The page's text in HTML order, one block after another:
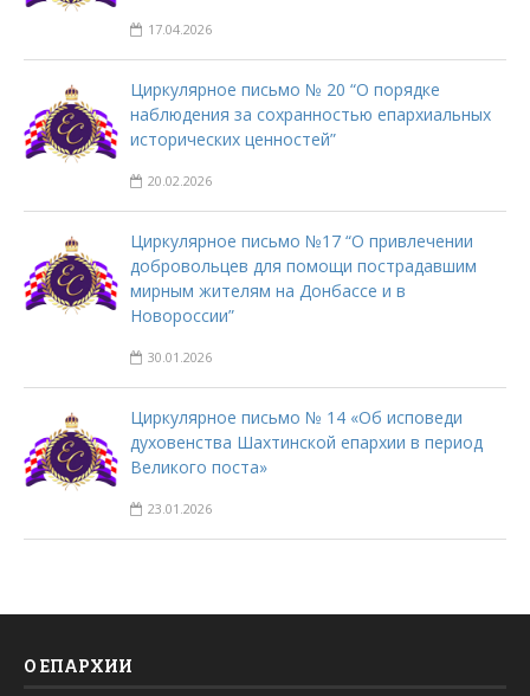
17.04.2026
Циркулярное письмо № 20 “О порядке
наблюдения за сохранностью епархиальных
исторических ценностей”
20.02.2026
Циркулярное письмо №17 “О привлечении
добровольцев для помощи пострадавшим
мирным жителям на Донбассе и в
Новороссии”
30.01.2026
Циркулярное письмо № 14 «Об исповеди
духовенства Шахтинской епархии в период
Великого поста»
23.01.2026
О ЕПАРХИИ